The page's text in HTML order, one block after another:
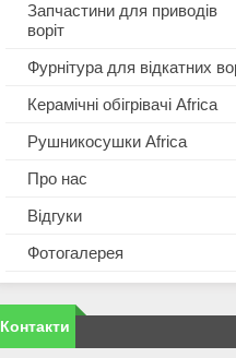
Запчастини для приводів
воріт
Фурнітура для відкатних
Керамічні обігрівачі Africa
Рушникосушки Africa
Про нас
Відгуки
Фотогалерея
Контакти